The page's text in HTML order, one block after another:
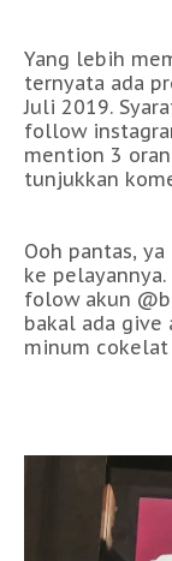
Yang lebih
ternyata ada
Juli 2019.
follow
mention 3
tunjukkan
Ooh pantas,
ke
folow akun
bakal ada give
minum cokelat